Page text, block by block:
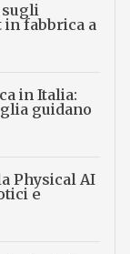
in fabbrica a
in Italia:
guidano
Physical AI
e